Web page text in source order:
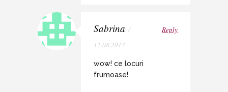
Sabrina /
12.08.2013
Reply
wow! ce locuri
frumoase!